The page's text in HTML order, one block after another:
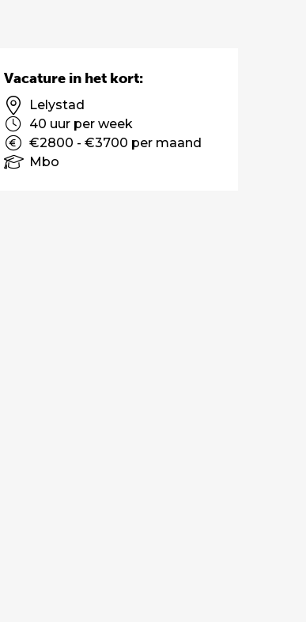
Vacature in het kort:
Lelystad
40 uur per week
€2800 - €3700 per maand
Mbo